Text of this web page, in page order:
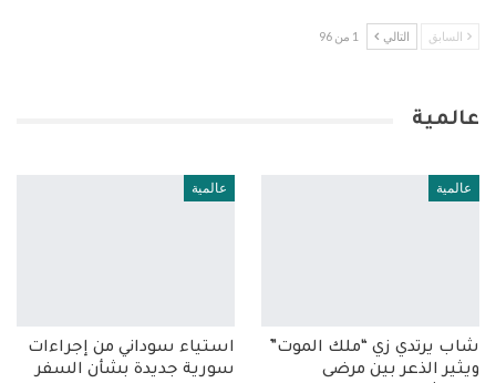
السابق التالي 1 من 96
عالمية
عالمية
شاب يرتدي زي “ملك الموت”
ويثير الذعر بين مرضى
عالمية
استياء سوداني من إجراءات
سورية جديدة بشأن السفر